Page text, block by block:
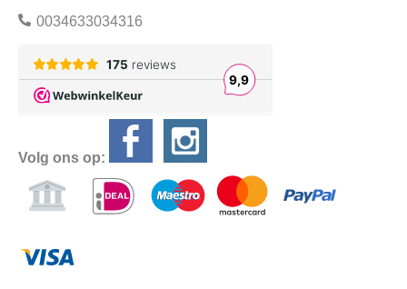
0034633034316
Volg ons op: